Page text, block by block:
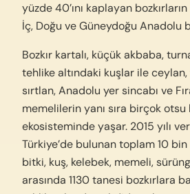
yüzde 40’ını kaplayan
İç, Doğu ve Güneydoğu Anadolu
Bozkır kartalı, küçük akbaba,
tehlike altındaki kuşlar ile
sırtlan, Anadolu yer sincabı ve
memelilerin yanı sıra birçok
ekosisteminde yaşar. 2015 yılı
Türkiye’de bulunan toplam 10
bitki, kuş, kelebek, memeli,
arasında 1130 tanesi bozkırlara